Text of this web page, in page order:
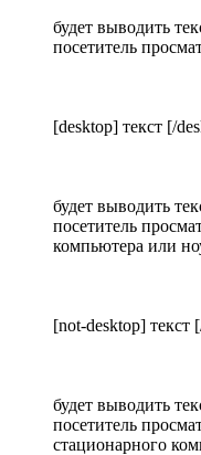
будет выводить
посетитель
[desktop] текст [/
будет выводить
посетитель
компьютера или
[not-desktop] текст
будет выводить
посетитель
стационарного